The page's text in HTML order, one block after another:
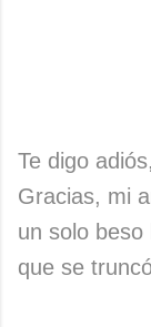
Te digo
Gracias, mi
un solo
que se